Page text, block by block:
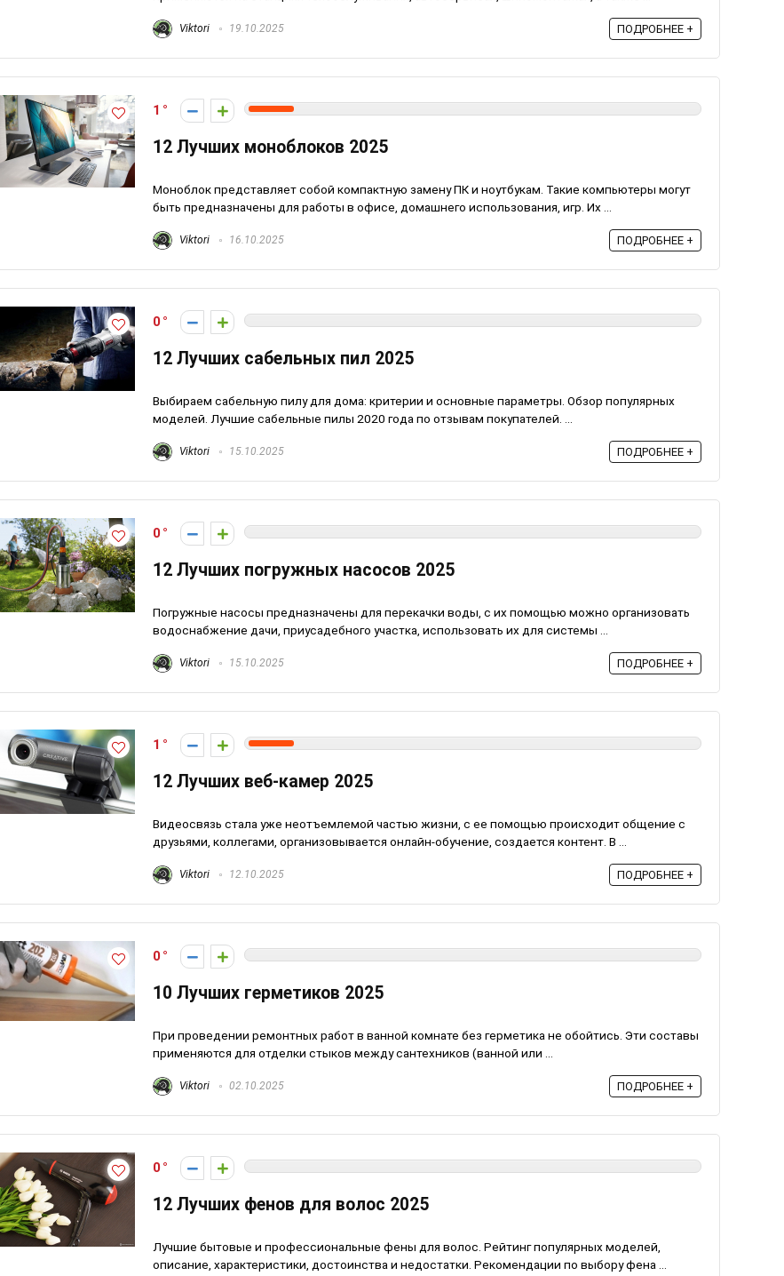
Viktori 19.10.2025 ПОДРОБНЕЕ +
1
12 Лучших моноблоков 2025
Моноблок представляет собой компактную замену ПК и ноутбукам. Такие компьютеры могут
быть предназначены для работы в офисе, домашнего использования, игр. Их ...
Viktori 16.10.2025 ПОДРОБНЕЕ +
0
12 Лучших сабельных пил 2025
Выбираем сабельную пилу для дома: критерии и основные параметры. Обзор популярных
моделей. Лучшие сабельные пилы 2020 года по отзывам покупателей. ...
Viktori 15.10.2025 ПОДРОБНЕЕ +
0
12 Лучших погружных насосов 2025
Погружные насосы предназначены для перекачки воды, с их помощью можно организовать
водоснабжение дачи, приусадебного участка, использовать их для системы ...
Viktori 15.10.2025 ПОДРОБНЕЕ +
1
12 Лучших веб-камер 2025
Видеосвязь стала уже неотъемлемой частью жизни, с ее помощью происходит общение с
друзьями, коллегами, организовывается онлайн-обучение, создается контент. В ...
Viktori 12.10.2025 ПОДРОБНЕЕ +
0
10 Лучших герметиков 2025
При проведении ремонтных работ в ванной комнате без герметика не обойтись. Эти составы
применяются для отделки стыков между сантехников (ванной или ...
Viktori 02.10.2025 ПОДРОБНЕЕ +
0
12 Лучших фенов для волос 2025
Лучшие бытовые и профессиональные фены для волос. Рейтинг популярных моделей,
описание, характеристики, достоинства и недостатки. Рекомендации по выбору фена ...